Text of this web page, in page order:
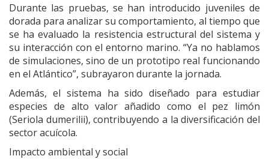
Durante las pruebas, se han introducido juveniles de
dorada para analizar su comportamiento, al tiempo que
se ha evaluado la resistencia estructural del sistema y
su interacción con el entorno marino. “Ya no hablamos
de simulaciones, sino de un prototipo real funcionando
en el Atlántico”, subrayaron durante la jornada.
Además, el sistema ha sido diseñado para estudiar
especies de alto valor añadido como el pez limón
(Seriola dumerilii), contribuyendo a la diversificación del
sector acuícola.
Impacto ambiental y social